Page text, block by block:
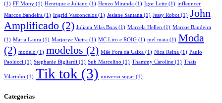
(1) FF Mony (1) Henrique e Juliano (1) Henzo Miranda (1) Igor Leite (1) infleuncer
Marcos Bandeira (1) Ingrid Vasconcelos (1) Jesiane Santana (1) Jessy Robot (1) John
Amplificado (2) Juliana Vilas Boas (1) Marcela Hellen (1) Marcos Bandeira
(1) Maria Laura (1) Marjorye Vieira (1) MC Liro e ROIG (1) mel maia (1) Moda
(2) modelo (1) modelos (2) Mãe Fora da Caixa (1) Nica Reina (1) Paulo
Paolucci (1) Stephanie Bigliardi (1) Suh Marcelino (1) Thammy Caroline (1) Thaís
Vilarinho (1) Tik tok (3) universo sugar (1)
Categorias